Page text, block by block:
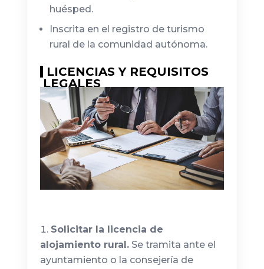
huésped.
Inscrita en el registro de turismo
rural de la comunidad autónoma.
LICENCIAS Y REQUISITOS
LEGALES
Solicitar la licencia de
alojamiento rural.Se tramita ante el
ayuntamiento o la consejería de